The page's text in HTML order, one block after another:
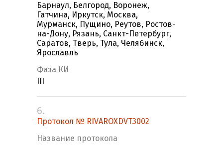
Барнаул, Белгород, Воронеж,
Гатчина, Иркутск, Москва,
Мурманск, Пущино, Реутов, Ростов-
на-Дону, Рязань, Санкт-Петербург,
Саратов, Тверь, Тула, Челябинск,
Ярославль
Фаза КИ
6.
Протокол № RIVAROXDVT3002
Название протокола